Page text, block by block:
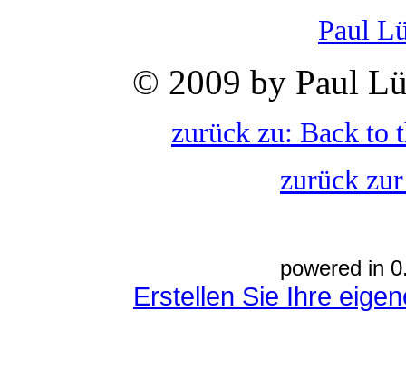
Paul
© 2009 by Paul
zurück zu: Back to
zurück
powered in
Erstellen Sie Ihre